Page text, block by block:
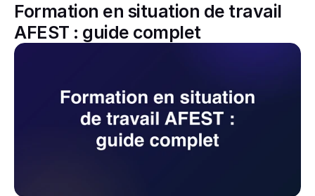
Formation en situation de travail
AFEST : guide complet